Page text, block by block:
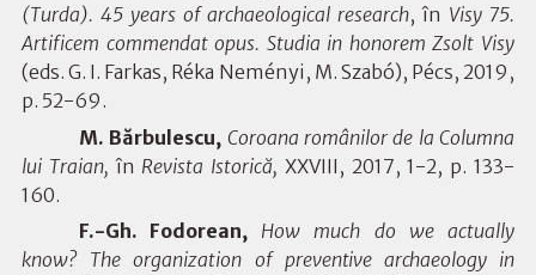
(Turda). 45 years of archaeological research, în Visy 75.
Artificem commendat opus. Studia in honorem Zsolt Visy
(eds. G. I. Farkas, Réka Neményi, M. Szabó), Pécs, 2019,
p. 52-69.
M. Bărbulescu, Coroana românilor de la Columna
lui Traian, în Revista Istorică, XXVIII, 2017, 1-2, p. 133-
160.
F.-Gh. Fod orean, How much do we actually
know? The organization of preventive archaeology in